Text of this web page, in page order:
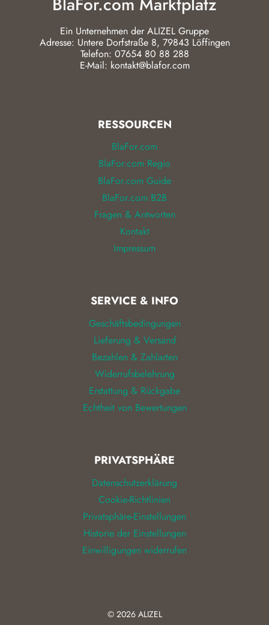
Ein Unternehmen der ALIZEL Gruppe
Adresse: Untere Dorfstraße 8, 79843 Löffingen
Telefon: 07654 80 88 288
E-Mail: kontakt@blafor.com
RESSOURCEN
BlaFor.com
BlaFor.com Regio
BlaFor.com Guide
BlaFor.com B2B
Fragen & Antworten
Kontakt
Impressum
SERVICE & INFO
Geschäftsbedingungen
Lieferung & Versand
Bezahlen & Zahlarten
Widerrufsbelehrung
Erstattung & Rückgabe
Echtheit von Bewertungen
PRIVATSPHÄRE
Datenschutzerklärung
Cookie-Richtlinien
Privatsphäre-Einstellungen
Historie der Einstellungen
Einwilligungen widerrufen
© 2026 ALIZEL